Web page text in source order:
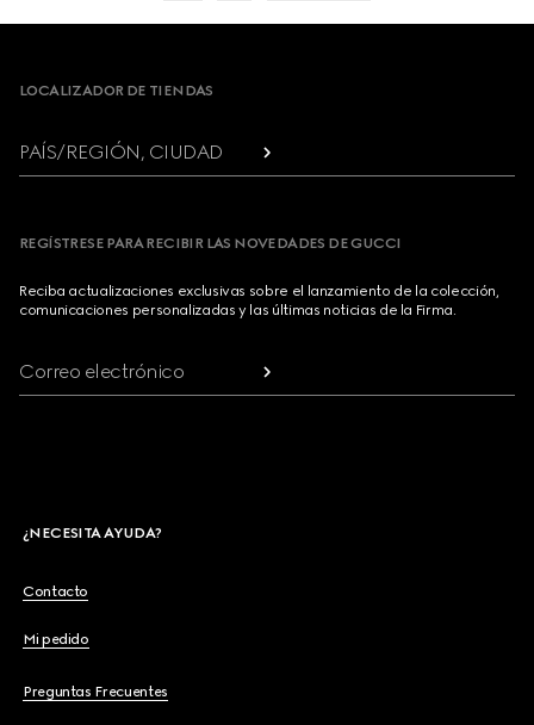
LOCALIZADOR DE TIENDAS
PAÍS/REGIÓN, CIUDAD
REGÍSTRESE PARA RECIBIR LAS NOVEDADES DE GUCCI
Reciba actualizaciones exclusivas sobre el lanzamiento de la colección,
comunicaciones personalizadas y las últimas noticias de la Firma.
Correo electrónico
¿NECESITA AYUDA?
Contacto
Mi pedido
Preguntas Frecuentes